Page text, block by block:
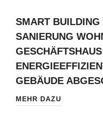
SMART
SANIERUNG
GEBÄUDE
MEHR DAZU